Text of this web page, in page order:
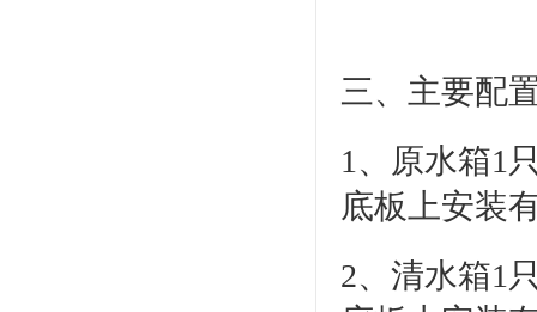
三、主要配
1、原水箱1
底板上安装
2、清水箱1